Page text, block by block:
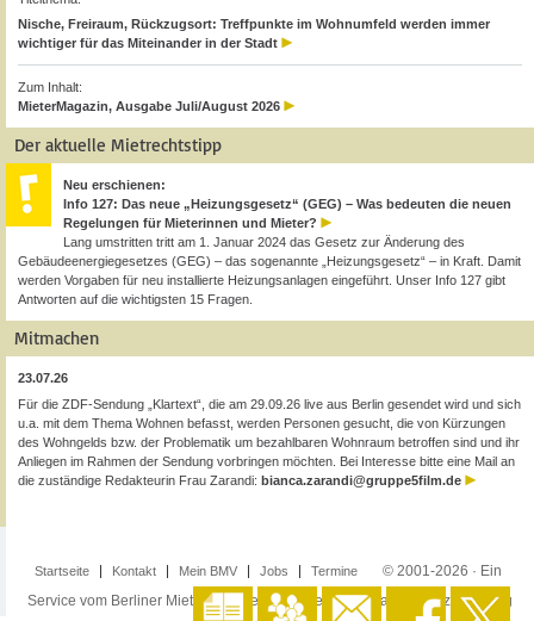
Nische, Freiraum, Rückzugsort: Treffpunkte im Wohnumfeld werden immer
wichtiger für das Miteinander in der Stadt
Zum Inhalt:
MieterMagazin, Ausgabe Juli/August 2026
Der aktuelle Mietrechtstipp
Neu erschienen:
Info 127: Das neue „Heizungsgesetz“ (GEG) – Was bedeuten die neuen
Regelungen für Mieterinnen und Mieter?
Lang umstritten tritt am 1. Januar 2024 das Gesetz zur Änderung des
Gebäudeenergiegesetzes (GEG) – das sogenannte „Heizungsgesetz“ – in Kraft. Damit
werden Vorgaben für neu installierte Heizungsanlagen eingeführt. Unser Info 127 gibt
Antworten auf die wichtigsten 15 Fragen.
Mitmachen
23.07.26
Für die ZDF-Sendung „Klartext“, die am 29.09.26 live aus Berlin gesendet wird und sich
u.a. mit dem Thema Wohnen befasst, werden Personen gesucht, die von Kürzungen
des Wohngelds bzw. der Problematik um bezahlbaren Wohnraum betroffen sind und ihr
Anliegen im Rahmen der Sendung vorbringen möchten. Bei Interesse bitte eine Mail an
die zuständige Redakteurin Frau Zarandi: bianca.zarandi@gruppe5film.de
Startseite Kontakt Mein BMV Jobs Termine
© 2001-2026 · Ein
Service vom Berliner Mieterverein e.V. ·Impressum·Datenschutzerklärung